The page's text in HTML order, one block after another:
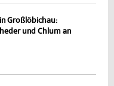
Großlöbichau:
und Chlum an